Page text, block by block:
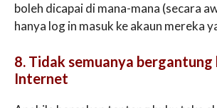
boleh dicapai di mana-mana (secara
hanya log in masuk ke akaun mereka
8. Tidak semuanya bergantung
Internet